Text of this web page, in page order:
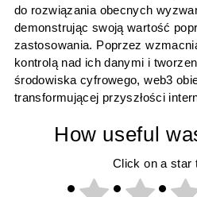
do rozwiązania obecnych
demonstrując swoją wartość
zastosowania. Poprzez
kontrolą nad ich danymi i
środowiska cyfrowego, web3
transformującej przyszłości
How useful
Click on a star